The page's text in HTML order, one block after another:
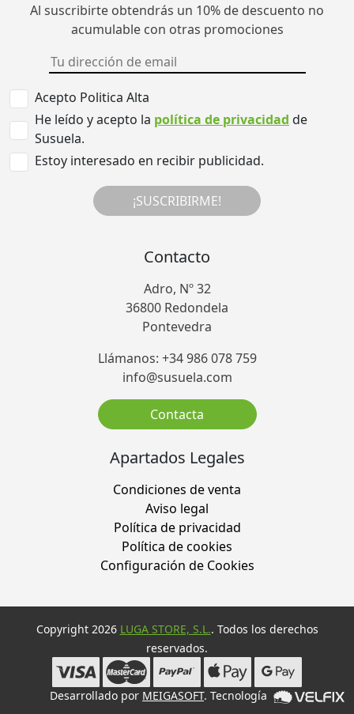
Al suscribirte obtendrás un 10% de descuento no
acumulable con otras promociones
Acepto Politica Alta
He leído y acepto la política de privacidad de
Susuela.
Estoy interesado en recibir publicidad.
¡SUSCRIBIRME!
Contacto
Adro, Nº 32
36800 Redondela
Pontevedra
Llámanos: +34 986 078 759
info@susuela.com
Contacta
Apartados Legales
Condiciones de venta
Aviso legal
Política de privacidad
Política de cookies
Configuración de Cookies
Copyright 2026 LUGA STORE, S.L.. Todos los derechos
reservados.
Desarrollado por MEIGASOFT. Tecnología